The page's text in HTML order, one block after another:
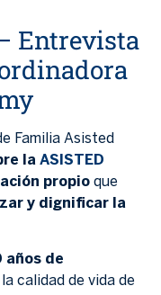
Entrevista
Familia Asisted
la AS ISTED
propio que
y dignificar la
años de
calidad de vida de